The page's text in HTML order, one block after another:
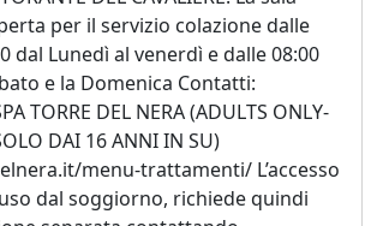
per il servizio colazione dalle
dal Lunedì al venerdì e dalle 08:00
e la Domenica Contatti:
TORRE DEL NERA (ADULTS ONLY-
DAI 16 ANNI IN SU)
menu-trattamenti/ L’accesso
dal soggiorno, richiede quindi